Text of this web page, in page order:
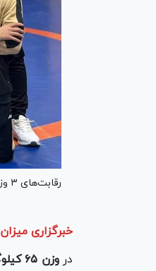
رقابت‌های ۳ وزن کشتی آزاد نوجوانان قهرمانی آسیا از صبح امروز در شهر دانانگ ویتنام در حال برگزاری است.
خبرگزاری میزان
دروزن ۶۵ کیلوگرم